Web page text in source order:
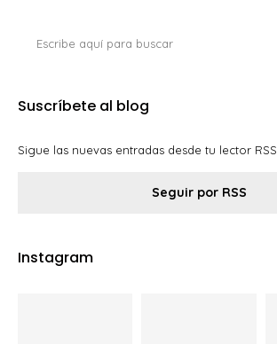
Suscríbete al blog
Sigue las nuevas entradas desde tu lector RSS.
Seguir por RSS
Instagram